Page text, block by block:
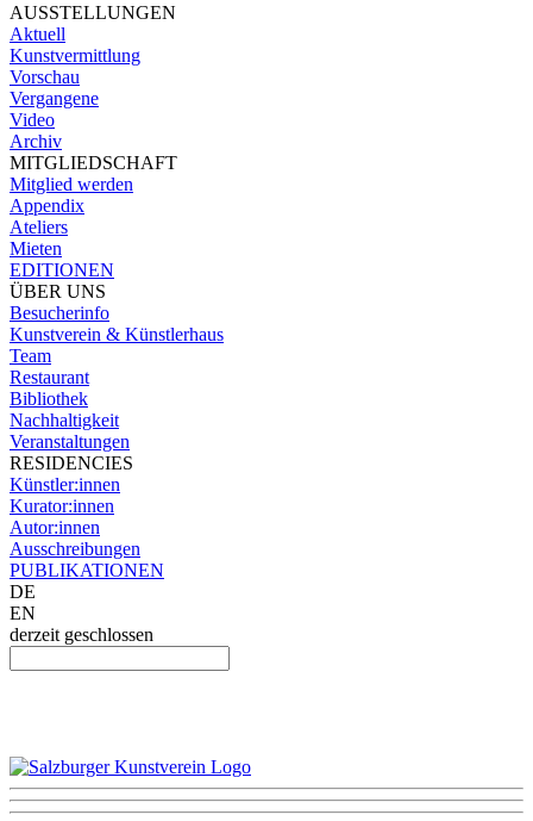
AUSSTELLUNGEN
Aktuell
Kunstvermittlung
Vorschau
Vergangene
Video
Archiv
MITGLIEDSCHAFT
Mitglied werden
Appendix
Ateliers
Mieten
EDITIONEN
ÜBER UNS
Besucherinfo
Kunstverein & Künstlerhaus
Team
Restaurant
Bibliothek
Nachhaltigkeit
Veranstaltungen
RESIDENCIES
Künstler:innen
Kurator:innen
Autor:innen
Ausschreibungen
PUBLIKATIONEN
DE
EN
derzeit geschlossen